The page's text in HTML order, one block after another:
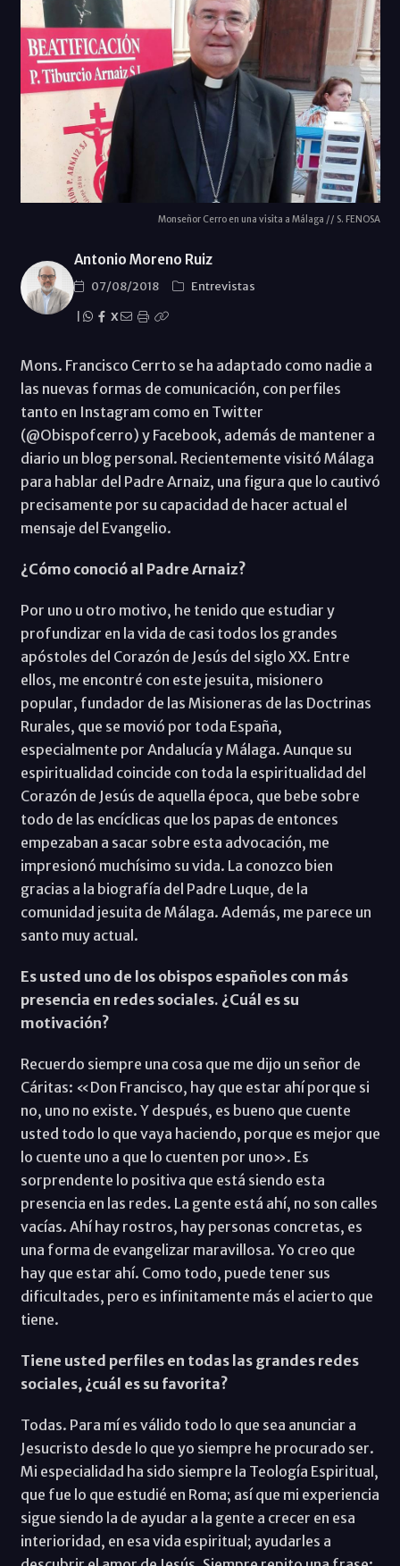
Monseñor Cerro en una visita a Málaga // S. FENOSA
Antonio Moreno Ruiz
07/08/2018
Entrevistas
X
Mons. Francisco Cerrto se ha adaptado como nadie a
las nuevas formas de comunicación, con perfiles
tanto en Instagram como en Twitter
(@Obispofcerro) y Facebook, además de mantener a
diario un blog personal. Recientemente visitó Málaga
para hablar del Padre Arnaiz, una figura que lo cautivó
precisamente por su capacidad de hacer actual el
mensaje del Evangelio.
¿Cómo conoció al Padre Arnaiz?
Por uno u otro motivo, he tenido que estudiar y
profundizar en la vida de casi todos los grandes
apóstoles del Corazón de Jesús del siglo XX. Entre
ellos, me encontré con este jesuita, misionero
popular, fundador de las Misioneras de las Doctrinas
Rurales, que se movió por toda España,
especialmente por Andalucía y Málaga. Aunque su
espiritualidad coincide con toda la espiritualidad del
Corazón de Jesús de aquella época, que bebe sobre
todo de las encíclicas que los papas de entonces
empezaban a sacar sobre esta advocación, me
impresionó muchísimo su vida. La conozco bien
gracias a la biografía del Padre Luque, de la
comunidad jesuita de Málaga. Además, me parece un
santo muy actual.
Es usted uno de los obispos españoles con más
presencia en redes sociales. ¿Cuál es su
motivación?
Recuerdo siempre una cosa que me dijo un señor de
Cáritas: «Don Francisco, hay que estar ahí porque si
no, uno no existe. Y después, es bueno que cuente
usted todo lo que vaya haciendo, porque es mejor que
lo cuente uno a que lo cuenten por uno». Es
sorprendente lo positiva que está siendo esta
presencia en las redes. La gente está ahí, no son calles
vacías. Ahí hay rostros, hay personas concretas, es
una forma de evangelizar maravillosa. Yo creo que
hay que estar ahí. Como todo, puede tener sus
dificultades, pero es infinitamente más el acierto que
tiene.
Tiene usted perfiles en todas las grandes redes
sociales, ¿cuál es su favorita?
Todas. Para mí es válido todo lo que sea anunciar a
Jesucristo desde lo que yo siempre he procurado ser.
Mi especialidad ha sido siempre la Teología Espiritual,
que fue lo que estudié en Roma; así que mi experiencia
sigue siendo la de ayudar a la gente a crecer en esa
interioridad, en esa vida espiritual; ayudarles a